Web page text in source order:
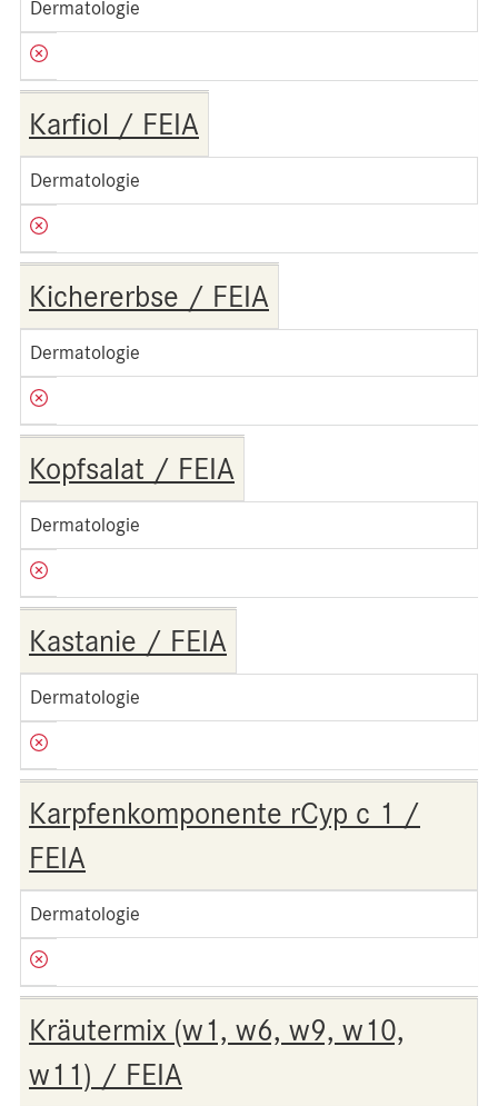
Dermatologie
Karfiol / FEIA
Dermatologie
Kichererbse / FEIA
Dermatologie
Kopfsalat / FEIA
Dermatologie
Kastanie / FEIA
Dermatologie
Karpfenkomponente rCyp c 1 /
FEIA
Dermatologie
Kräutermix (w1, w6, w9, w10,
w11) / FEIA